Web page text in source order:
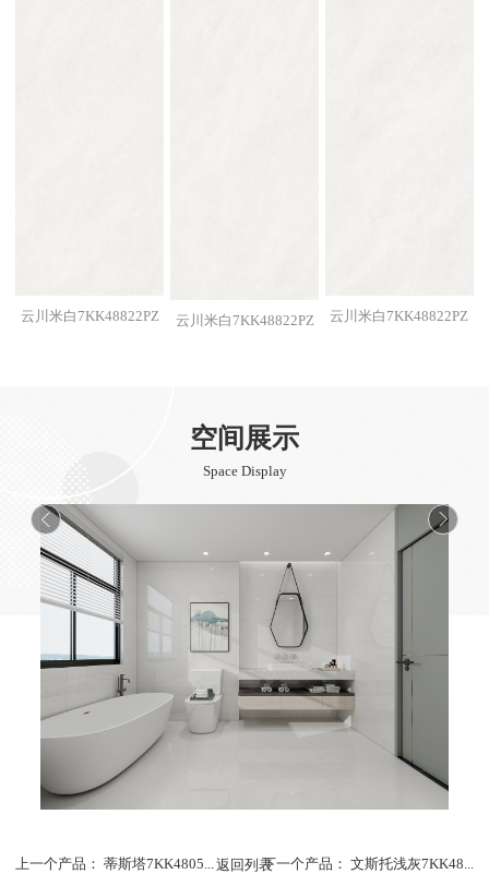
云川米白7KK48822PZ 云川米白7KK48822PZ 云川米白7KK48822PZ
空间展示
Space Display
上一个产品： 蒂斯塔7KK4805...返回列表下一个产品： 文斯托浅灰7KK48...